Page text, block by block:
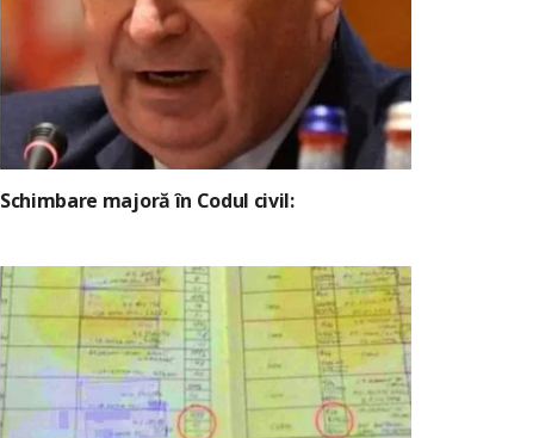
Schimbare majoră în Codul civil: